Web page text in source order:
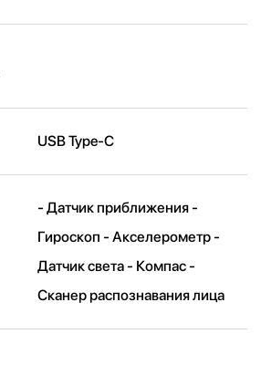
USB Type-C
- Датчик приближения -
Гироскоп - Акселерометр -
Датчик света - Компас -
Сканер распознавания лица